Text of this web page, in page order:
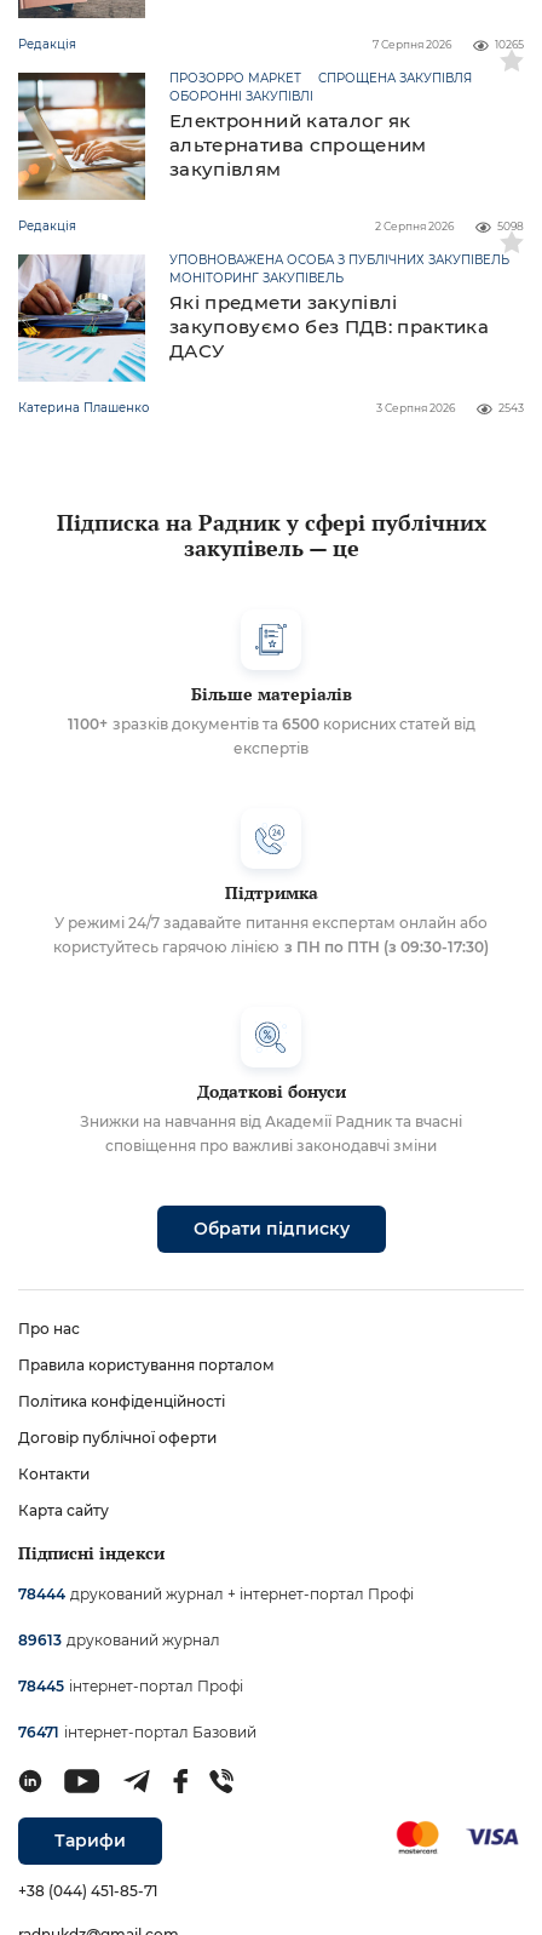
Редакція 10265
7 Серпня 2026
Електронний каталог як
альтернатива спрощеним
закупівлям
ПРОЗОРРО МАРКЕТ
СПРОЩЕНА ЗАКУПІВЛЯ
ОБОРОННІ ЗАКУПІВЛІ
Редакція 5098
2 Серпня 2026
Які предмети закупівлі
закуповуємо без ПДВ: практика
ДАСУ
УПОВНОВАЖЕНА ОСОБА З ПУБЛІЧНИХ ЗАКУПІВЕЛЬ
МОНІТОРИНГ ЗАКУПІВЕЛЬ
Катерина Плашенко 2543
3 Серпня 2026
Підписка на Радник у сфері публічних
закупівель — це
Більше матеріалів
1100+ зразків документів та 6500корисних статей від
експертів
Підтримка
У режимі 24/7 задавайте питання експертам онлайн або
користуйтесь гарячою лінією з ПН по ПТН (з 09:30-17:30)
Додаткові бонуси
Знижки на навчання від Академії Радник та вчасні
сповіщення про важливі законодавчі зміни
Обрати підписку
Про нас
Правила користування порталом
Політика конфіденційності
Договір публічної оферти
Контакти
Карта сайту
Підписні індекси
78444 друкований журнал + інтернет-портал Профі
89613 друкований журнал
78445 інтернет-портал Профі
76471 інтернет-портал Базовий
Тарифи
+38 (044) 451-85-71